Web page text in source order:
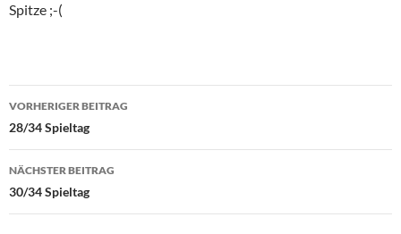
Spitze ;-(
Beitragsnavigation
VORHERIGER BEITRAG
28/34 Spieltag
NÄCHSTER BEITRAG
30/34 Spieltag